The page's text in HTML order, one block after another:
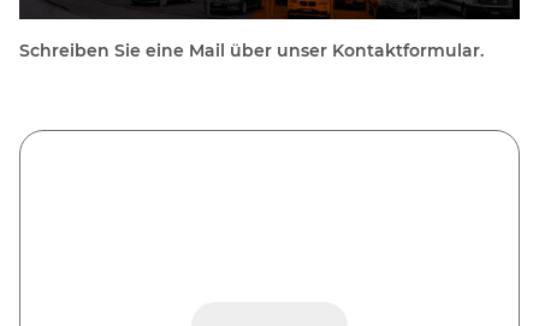
Schreiben Sie eine Mail über unser Kontaktformular.